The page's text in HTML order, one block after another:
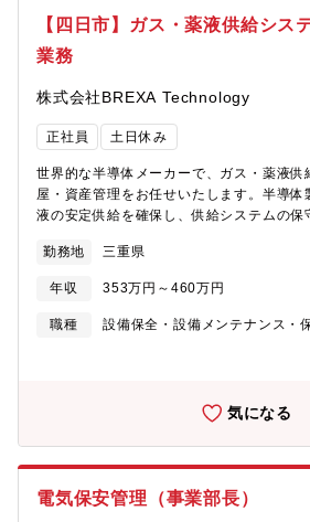
【四日市】ガス・薬液供給シス
業務
株式会社BREXA Technology
正社員 土日休み
世界的な半導体メーカーで、ガス・薬液供
屋・資産管理をお任せいたします。半導体
液の安定供給を確保し、供給システムの保
事概算見積などを行う業務です。【業務
供給業務全般半導体製造に不可欠なガスや
るための管理を行います。②供給システム
供給設備の点検やメンテナンスを実施し、
械連絡や現場説明を担当します。④建屋管
調達申請資産の管理や検収、計上、必要な
⑥工事概算見積業務設備工事に関する概算
管理に貢献します。
勤務地 三重県
年収 353万円～460万円
職種
設備保全・設備メンテナンス・
気になる
電気保安管理（事業部長）